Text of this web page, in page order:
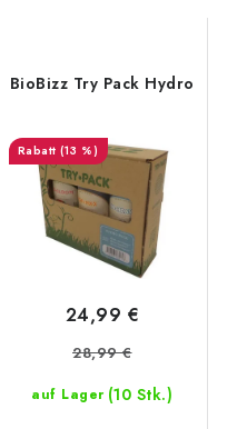
BioBizz Try Pack Hydro
(13 %)
auf Lager (10 Stk.)
24,99 €
28,99 €